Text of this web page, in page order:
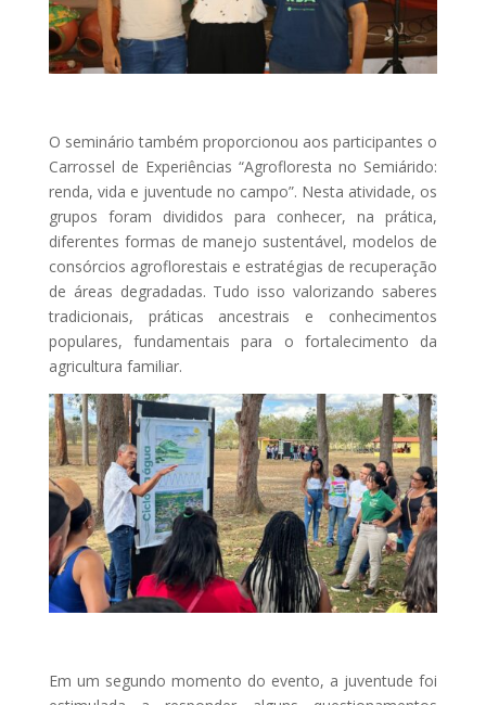
O seminário também proporcionou aos participantes o
Carrossel de Experiências “Agrofloresta no Semiárido:
renda, vida e juventude no campo”. Nesta atividade, os
grupos foram divididos para conhecer, na prática,
diferentes formas de manejo sustentável, modelos de
consórcios agroflorestais e estratégias de recuperação
de áreas degradadas. Tudo isso valorizando saberes
tradicionais, práticas ancestrais e conhecimentos
populares, fundamentais para o fortalecimento da
agricultura familiar.
Em um segundo momento do evento, a juventude foi